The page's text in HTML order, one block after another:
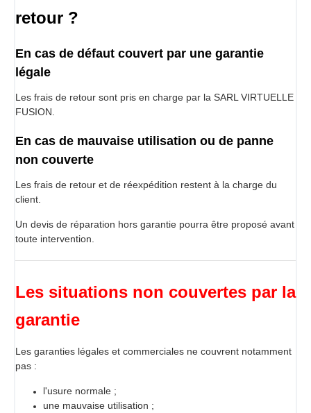
retour ?
En cas de défaut couvert par une garantie
légale
Les frais de retour sont pris en charge par la SARL VIRTUELLE
FUSION.
En cas de mauvaise utilisation ou de panne
non couverte
Les frais de retour et de réexpédition restent à la charge du
client.
Un devis de réparation hors garantie pourra être proposé avant
toute intervention.
Les situations non couvertes par la
garantie
Les garanties légales et commerciales ne couvrent notamment
pas :
l'usure normale ;
une mauvaise utilisation ;